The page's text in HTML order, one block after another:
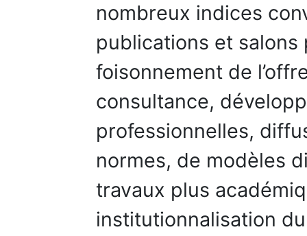
nombreux indices
publications et salons
foisonnement de
consultance,
professionnelles,
normes, de modèles
travaux plus
institutionnalisation